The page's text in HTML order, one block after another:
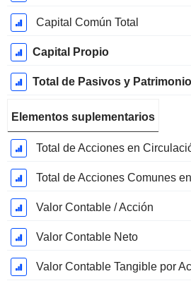
Capital Común Total
Capital Propio
Total de Pasivos y
Elementos suplementarios
Total de Acciones Comunes
Valor Contable / Acción
Valor Contable Neto
Valor Contable Tangible por